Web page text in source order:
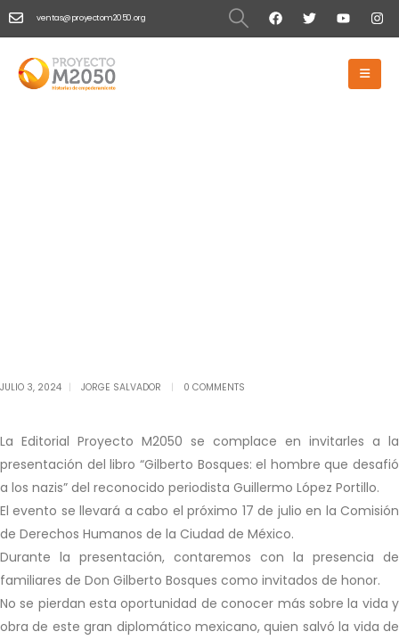
ventas@proyectom2050.org
Single Post
JULIO 3, 2024 JORGE SALVADOR 0 COMMENTS
La Editorial Proyecto M2050 se complace en invitarles a la
presentación del libro “Gilberto Bosques: el hombre que desafió
a los nazis” del reconocido periodista Guillermo López Portillo.
El evento se llevará a cabo el próximo 17 de julio en la Comisión
de Derechos Humanos de la Ciudad de México.
Durante la presentación, contaremos con la presencia de
familiares de Don Gilberto Bosques como invitados de honor.
No se pierdan esta oportunidad de conocer más sobre la vida y
obra de este gran diplomático mexicano, quien salvó la vida de